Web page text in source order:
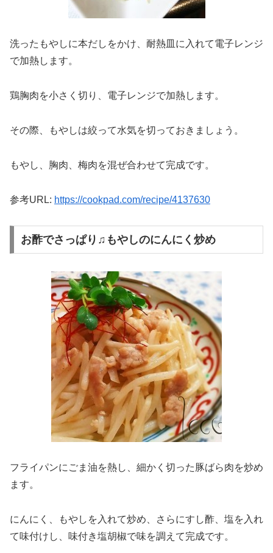
洗ったもやしに本だしをかけ、耐熱皿に入れて電子レンジ
で加熱します。
鶏胸肉を小さく切り、電子レンジで加熱します。
その際、もやしは絞って水気を切っておきましょう。
もやし、胸肉、梅肉を混ぜ合わせて完成です。
参考URL: https://cookpad.com/recipe/4137630
お酢でさっぱり♫もやしのにんにく炒め
フライパンにごま油を熱し、細かく切った豚ばら肉を炒め
ます。
にんにく、もやしを入れて炒め、さらにすし酢、塩を入れ
て味付けし、味付き塩胡椒で味を調えて完成です。